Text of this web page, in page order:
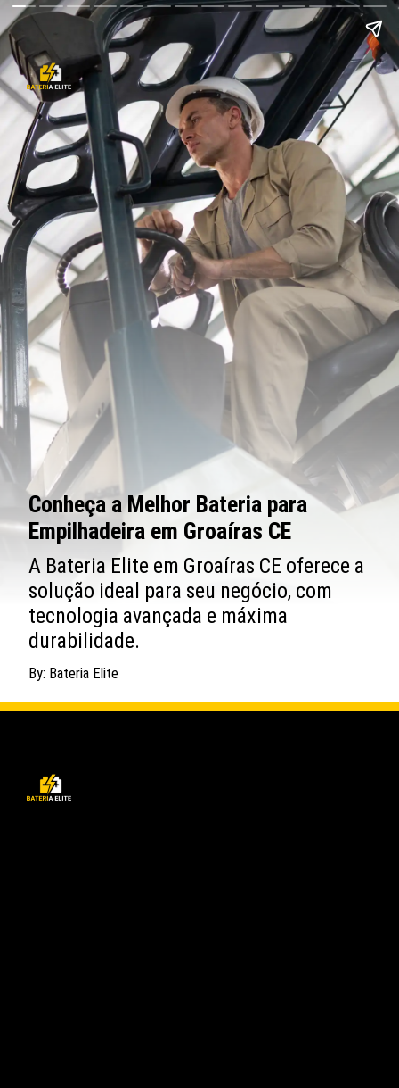
Conheça a Melhor Bateria para
Empilhadeira em Groaíras CE
A Bateria Elite em Groaíras CE oferece a
solução ideal para seu negócio, com
tecnologia avançada e máxima
durabilidade.
By: Bateria Elite